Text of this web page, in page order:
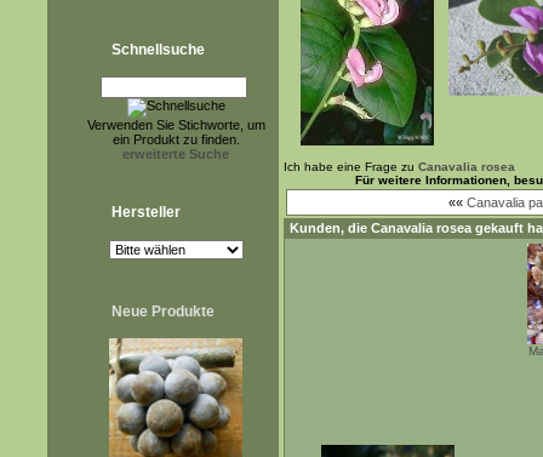
Schnellsuche
Verwenden Sie Stichworte, um
ein Produkt zu finden.
erweiterte Suche
Hersteller
Neue Produkte
Ich habe eine Frage zu Canavalia rosea
Für weitere Informationen,
«« Canavalia
Kunden, die Canavalia rosea gekauft